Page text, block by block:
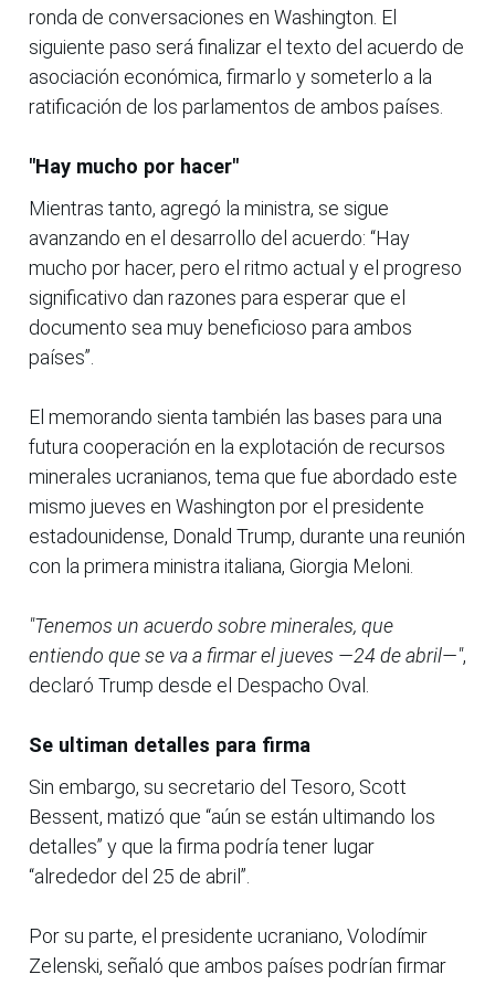
ronda de conversaciones en Washington. El
siguiente paso será finalizar el texto del acuerdo de
asociación económica, firmarlo y someterlo a la
ratificación de los parlamentos de ambos países.
"Hay mucho por hacer"
Mientras tanto, agregó la ministra, se sigue
avanzando en el desarrollo del acuerdo: “Hay
mucho por hacer, pero el ritmo actual y el progreso
significativo dan razones para esperar que el
documento sea muy beneficioso para ambos
países”.
El memorando sienta también las bases para una
futura cooperación en la explotación de recursos
minerales ucranianos, tema que fue abordado este
mismo jueves en Washington por el presidente
estadounidense, Donald Trump, durante una reunión
con la primera ministra italiana, Giorgia Meloni.
"Tenemos un acuerdo sobre minerales, que
entiendo que se va a firmar el jueves —24 de abril—",
declaró Trump desde el Despacho Oval.
Se ultiman detalles para firma
Sin embargo, su secretario del Tesoro, Scott
Bessent, matizó que “aún se están ultimando los
detalles” y que la firma podría tener lugar
“alrededor del 25 de abril”.
Por su parte, el presidente ucraniano, Volodímir
Zelenski, señaló que ambos países podrían firmar